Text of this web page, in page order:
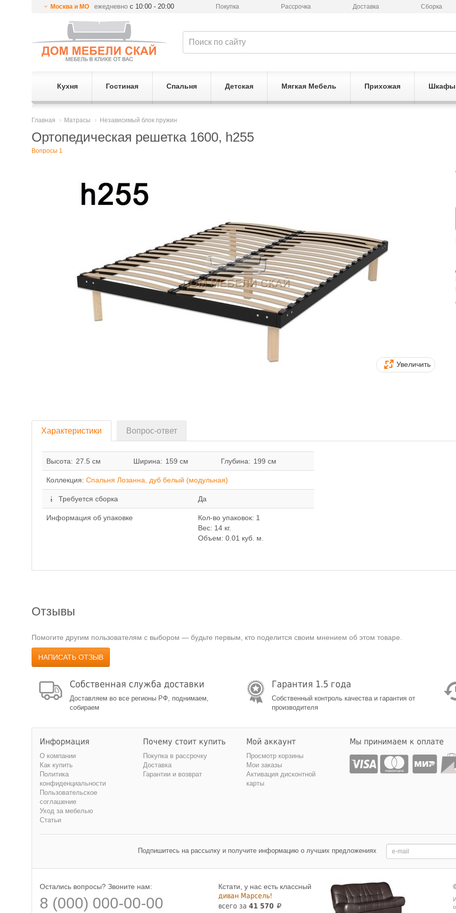
Москва и МО ежедневнос 10:00 - 20:00 Покупка Рассрочка Доставка Сборка
Кухня Гостиная Спальня Детская Мягкая Мебель Прихожая Шкафы
Главная Матрасы Независимый блок пружин
Ортопедическая решетка 1600, h255
Вопросы 1
Увеличить
Характеристики Вопрос-ответ
Высота: 27.5 см Ширина: 159 см Глубина: 199 см
Коллекция: Спальня Лозанна, дуб белый (модульная)
Требуется сборка Да
Информация об упаковке
Кол-во упаковок: 1
Вес: 14 кг.
Объем: 0.01 куб. м.
Отзывы
Помогите другим пользователям с выбором — будьте первым, кто поделится своим мнением об этом товаре.
НАПИСАТЬ ОТЗЫВ
Собственная служба доставки
Доставляем во все регионы РФ, поднимаем,
собираем
Гарантия 1.5 года
Собственный контроль качества и гарантия от
производителя
Информация
О компании
Как купить
Политика
конфиденциальности
Пользовательское
соглашение
Уход за мебелью
Статьи
Почему стоит купить
Покупка в рассрочку
Доставка
Гарантии и возврат
Мой аккаунт
Просмотр корзины
Мои заказы
Активация дисконтной
карты
Мы принимаем к оплате
Подпишитесь на рассылку и получите информацию о лучших предложениях
Остались вопросы? Звоните нам:
8 (000) 000-00-00
Кстати, у нас есть классный
диван Марсель!
всего за41 570